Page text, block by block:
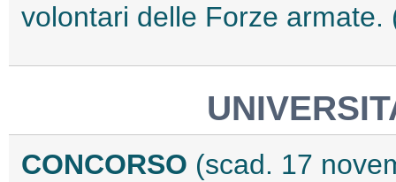
volontari delle Forze armate.
CONCORSO (scad. 17